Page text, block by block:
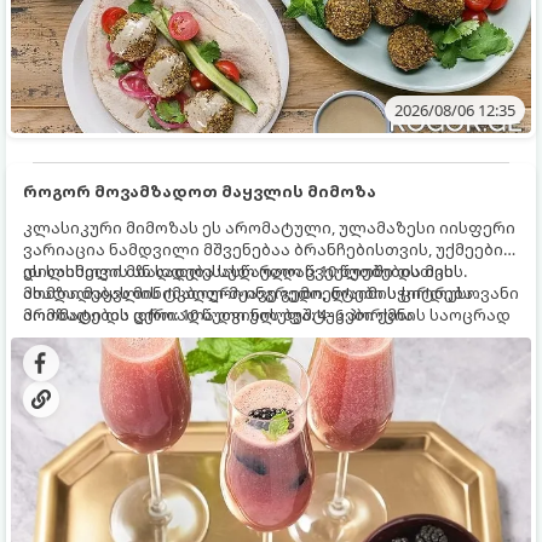
2026/08/06 12:35
როგორ მოვამზადოთ მაყვლის მიმოზა
კლასიკური მიმოზას ეს არომატული, ულამაზესი იისფერი
ვარიაცია ნამდვილი მშვენებაა ბრანჩებისთვის, უქმეების
დილისთვის ან სადღესასწაულო წვეულებებისთვის.
ახალი მაყვლის ტკბილ-მჟავე გემო, ლაიმის ციტრუსოვანი
არომატი და ცქრიალა ღვინის ბუშტუკები ქმნის საოცრად
დახვეწილ და მაგრილებელ კოქტეილს.
ეს სასმელი მზადდება სულ რაღაც 10 წუთში და მის
მომზადებას მინიმალური ინგრედიენტები სჭირდება.
მომზადების დრო: 10 წუთი ულუფა: 4–6 პორცია